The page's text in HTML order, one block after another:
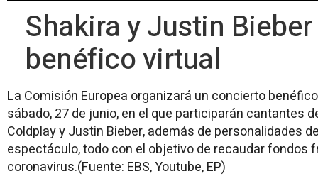
Shakira y Justin
benéfico virtual
La Comisión Europea organizará un concierto
sábado, 27 de junio, en el que participarán cantantes
Coldplay y Justin Bieber, además de personalidades
espectáculo, todo con el objetivo de recaudar fondos
coronavirus.(Fuente: EBS, Youtube, EP)